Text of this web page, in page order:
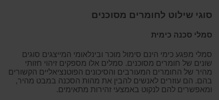
סוגי שילוט לחומרים מסוכנים
סמלי סכנה כימית
סמלי מפגע כימי הינם סימול מוכר ובינלאומי המייצגים סוגים
שונים של חומרים מסוכנים. סמלים אלו מספקים זיהוי חזותי
מהיר של החומרים המעורבים והסיכונים הפוטנציאליים הקשורים
בהם. הם עוזרים לאנשים להבין את מהות הסכנה במבט מהיר,
ומאפשרים להם לנקוט באמצעי זהירות מתאימים.